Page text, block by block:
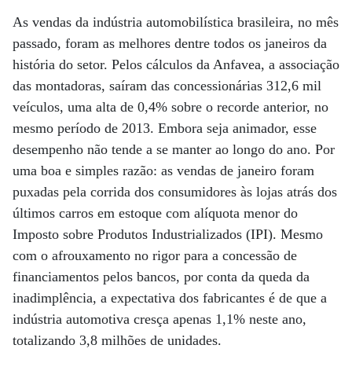
As vendas da indústria automobilística brasileira, no mês
passado, foram as melhores dentre todos os janeiros da
história do setor. Pelos cálculos da Anfavea, a associação
das montadoras, saíram das concessionárias 312,6 mil
veículos, uma alta de 0,4% sobre o recorde anterior, no
mesmo período de 2013. Embora seja animador, esse
desempenho não tende a se manter ao longo do ano. Por
uma boa e simples razão: as vendas de janeiro foram
puxadas pela corrida dos consumidores às lojas atrás dos
últimos carros em estoque com alíquota menor do
Imposto sobre Pro­dutos Industrializados (IPI). Mesmo
com o afrouxamento no rigor para a concessão de
financiamentos pelos bancos, por conta da queda da
inadimplência, a expectativa dos fabricantes é de que a
indústria automotiva cresça apenas 1,1% neste ano,
totalizando 3,8 milhões de unidades.